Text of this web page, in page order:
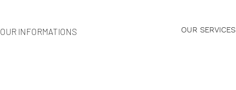
OUR INFORMATIONS OUR SERVICES